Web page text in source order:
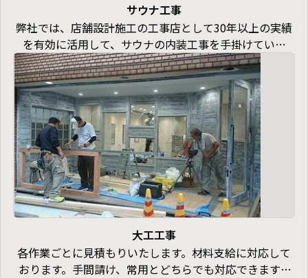
サウナ工事
弊社では、店舗設計施工の工事店として30年以上の実績
を有効に活用して、サウナの内装工事を手掛けていま
す。サウナのデザイン、造作、サウナの建具、チラー設
備、照明等で強力にサポートできると信じています。一
度お問い合わせください
大工工事
各作業ごとに見積もりいたします。材料支給に対応して
おります。手間請け、常用とどちらでも対応できます。